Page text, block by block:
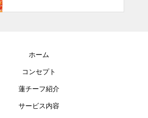
ホーム
コンセプト
蓮チーフ紹介
サービス内容